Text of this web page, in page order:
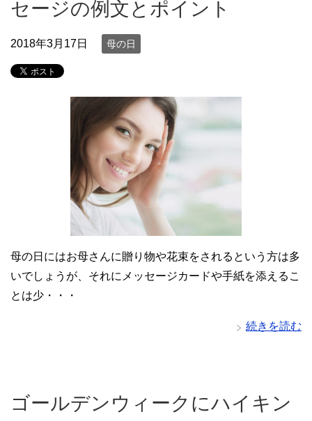
セージの例文とポイント
2018年3月17日 母の日
母の日にはお母さんに贈り物や花束をされるという方は多
いでしょうが、それにメッセージカードや手紙を添えるこ
とは少・・・
続きを読む
ゴールデンウィークにハイキン